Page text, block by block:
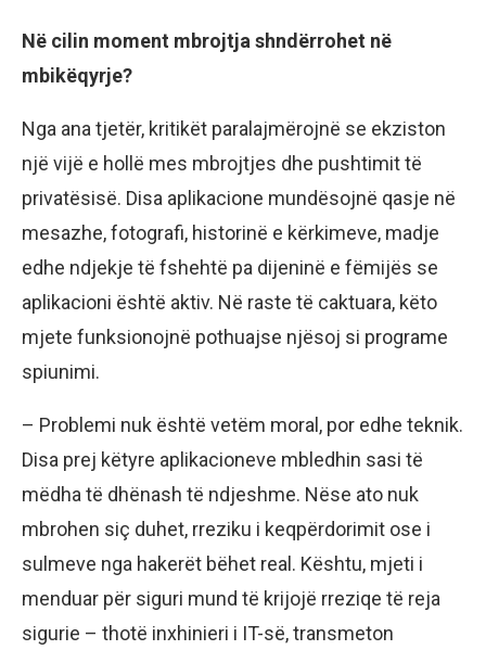
Në cilin moment mbrojtja shndërrohet në
mbikëqyrje?
Nga ana tjetër, kritikët paralajmërojnë se ekziston
një vijë e hollë mes mbrojtjes dhe pushtimit të
privatësisë. Disa aplikacione mundësojnë qasje në
mesazhe, fotografi, historinë e kërkimeve, madje
edhe ndjekje të fshehtë pa dijeninë e fëmijës se
aplikacioni është aktiv. Në raste të caktuara, këto
mjete funksionojnë pothuajse njësoj si programe
spiunimi.
– Problemi nuk është vetëm moral, por edhe teknik.
Disa prej këtyre aplikacioneve mbledhin sasi të
mëdha të dhënash të ndjeshme. Nëse ato nuk
mbrohen siç duhet, rreziku i keqpërdorimit ose i
sulmeve nga hakerët bëhet real. Kështu, mjeti i
menduar për siguri mund të krijojë rreziqe të reja
sigurie – thotë inxhinieri i IT-së, transmeton